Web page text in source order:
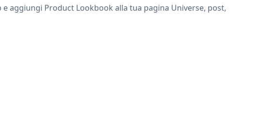
aggiungi Product Lookbook alla tua pagina Universe, post,